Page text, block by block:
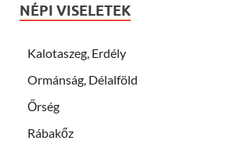
NÉPI VISELETEK
Kalotaszeg, Erdély
Ormánság, Délalföld
Őrség
Rábakőz